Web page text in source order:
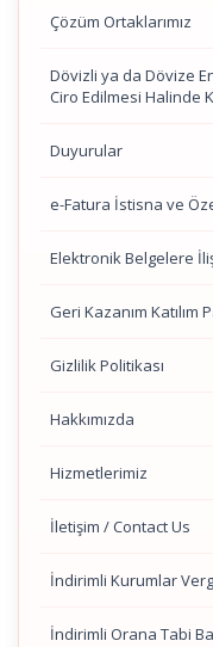
Çözüm Ortaklarımız
Dövizli ya da Dövize
Ciro Edilmesi Halinde
Duyurular
e-Fatura İstisna ve
Elektronik Belgelere
Geri Kazanım Katılım
Gizlilik Politikası
Hakkımızda
Hizmetlerimiz
İletişim / Contact Us
İndirimli Kurumlar
İndirimli Orana Tabi